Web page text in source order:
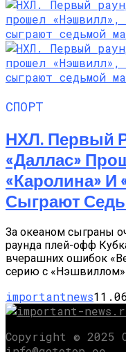
СПОРТ
НХЛ. Первый
«Даллас»
«Каролина» И
Сыграют
За океаном сыграны
раунда плей-офф
вчерашних ошибок
серию с «Нэшвиллом»
importantnews
Copyright © 2025